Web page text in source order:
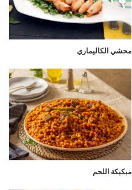
محشي الكاليماري
مبكبكة اللحم